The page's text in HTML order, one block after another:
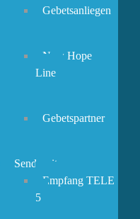
Gebetsanliegen
New Hope
Line
Gebetspartner
Sendezeiten
Empfang TELE
5